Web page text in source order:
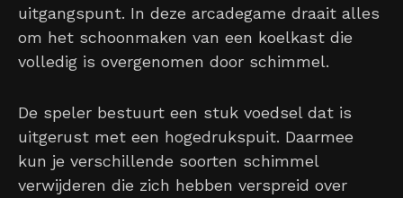
uitgangspunt. In deze arcadegame draait alles
om het schoonmaken van een koelkast die
volledig is overgenomen door schimmel.
De speler bestuurt een stuk voedsel dat is
uitgerust met een hogedrukspuit. Daarmee
kun je verschillende soorten schimmel
verwijderen die zich hebben verspreid over